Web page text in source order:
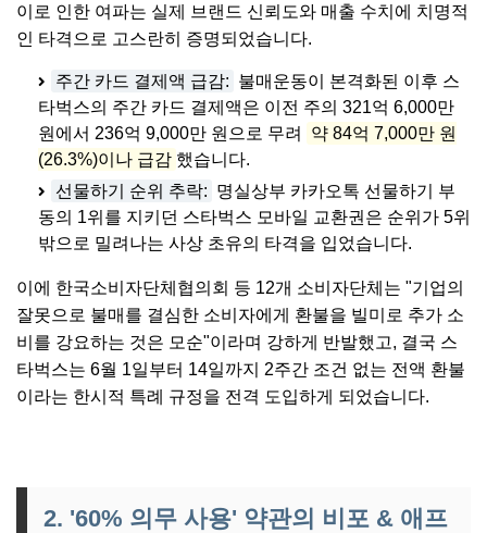
이로 인한 여파는 실제 브랜드 신뢰도와 매출 수치에 치명적
인 타격으로 고스란히 증명되었습니다.
주간 카드 결제액 급감: 불매운동이 본격화된 이후 스
타벅스의 주간 카드 결제액은 이전 주의 321억 6,000만
원에서 236억 9,000만 원으로 무려
약 84억 7,000만 원
(26.3%)이나 급감 했습니다.
선물하기 순위 추락: 명실상부 카카오톡 선물하기 부
동의 1위를 지키던 스타벅스 모바일 교환권은 순위가 5위
밖으로 밀려나는 사상 초유의 타격을 입었습니다.
이에 한국소비자단체협의회 등 12개 소비자단체는 "기업의
잘못으로 불매를 결심한 소비자에게 환불을 빌미로 추가 소
비를 강요하는 것은 모순"이라며 강하게 반발했고, 결국 스
타벅스는 6월 1일부터 14일까지 2주간 조건 없는 전액 환불
이라는 한시적 특례 규정을 전격 도입하게 되었습니다.
2. '60% 의무 사용' 약관의 비포 & 애프